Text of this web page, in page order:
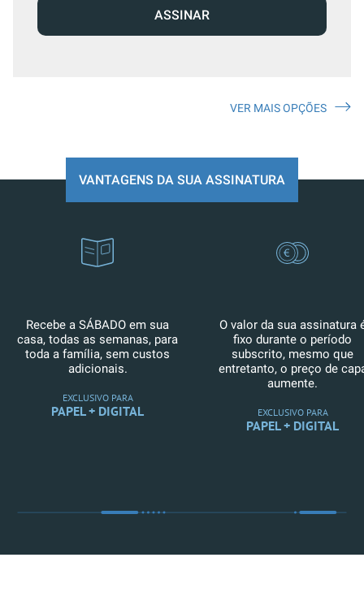
ASSINAR
VER MAIS OPÇÕES
VANTAGENS DA SUA ASSINATURA
Recebe a SÁBADO em sua
casa, todas as semanas, para
toda a família, sem custos
adicionais.
EXCLUSIVO PARA
PAPEL + DIGITAL
O valor da sua assinatura
fixo durante o período
subscrito, mesmo que
entretanto, o preço de
aumente.
EXCLUSIVO PARA
PAPEL + DIGITAL